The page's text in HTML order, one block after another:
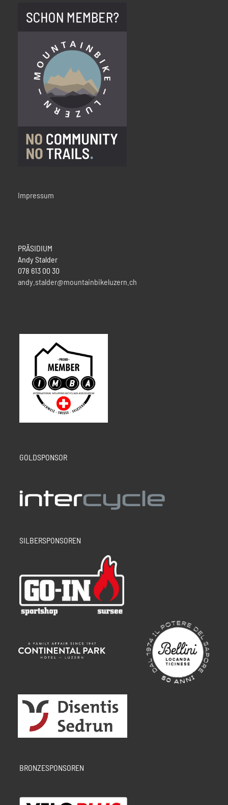
Impressum
PRÄSIDIUM
Andy Stalder
078 613 00 30
andy.stalder@mountainbikeluzern.ch
GOLDSPONSOR
SILBERSPONSOREN
BRONZESPONSOREN